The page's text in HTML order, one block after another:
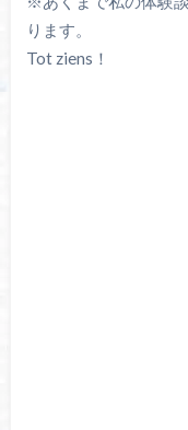
ります。
Tot ziens！